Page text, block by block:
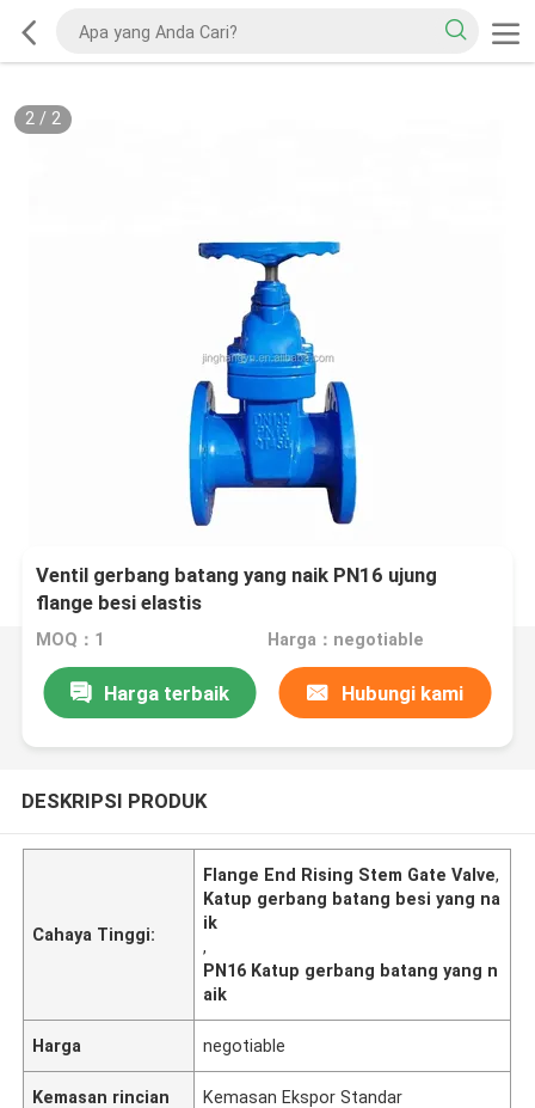
2/ 2
Ventil gerbang batang yang naik PN16 ujung
flange besi elastis
MOQ：1 Harga：negotiable
Harga terbaik Hubungi kami
DESKRIPSI PRODUK
Cahaya Tinggi:
Flange End Rising Stem Gate Valve,
Katup gerbang batang besi yang na
ik
,
PN16 Katup gerbang batang yang n
aik
Harga negotiable
Kemasan rincian Kemasan Ekspor Standar